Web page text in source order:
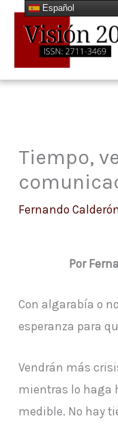
contenido
Tiempo,
Fernando
Por
Con algarabía o
esperanza para
Vendrán más
mientras lo haga
medible. No hay
Español